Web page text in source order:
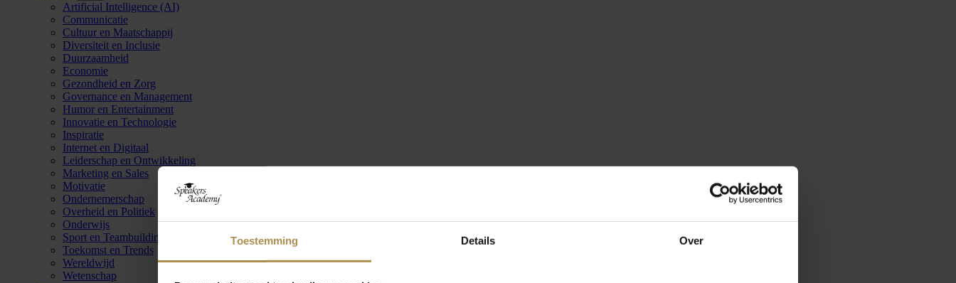
Toestemming Details Over
Artificial Intelligence (AI)
Communicatie
Cultuur en Maatschappij
Diversiteit en Inclusie
Duurzaamheid
Economie
Gezondheid en Zorg
Governance en Management
Humor en Entertainment
Innovatie en Technologie
Inspiratie
Internet en Digitaal
Leiderschap en Ontwikkeling
Marketing en Sales
Motivatie
Ondernemerschap
Overheid en Politiek
Onderwijs
Sport en Teambuilding
Toekomst en Trends
Wereldwijd
Wetenschap